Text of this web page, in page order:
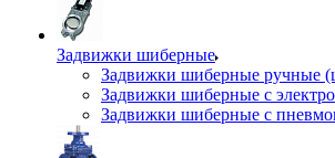
Задвижки шиберные
Задвижки шиберные ручные
Задвижки шиберные с
Задвижки шиберные с